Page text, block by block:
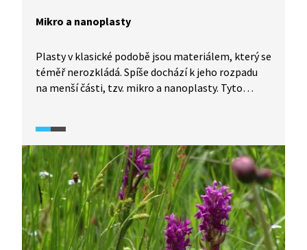
Mikro a nanoplasty
Plasty v klasické podobě jsou materiálem, který se
téměř nerozkládá. Spíše dochází k jeho rozpadu
na menší části, tzv. mikro a nanoplasty. Tyto